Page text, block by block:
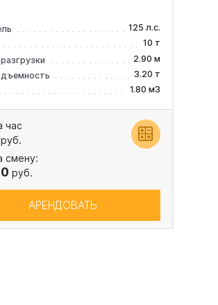
125 л.с.
10 т
2.90 м
3.20 т
1.80 м3
час
руб.
смену:
руб.
АРЕНДОВАТЬ